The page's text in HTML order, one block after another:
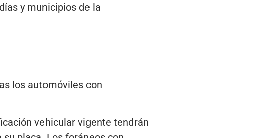
y municipios de la
los automóviles con
vehicular vigente tendrán